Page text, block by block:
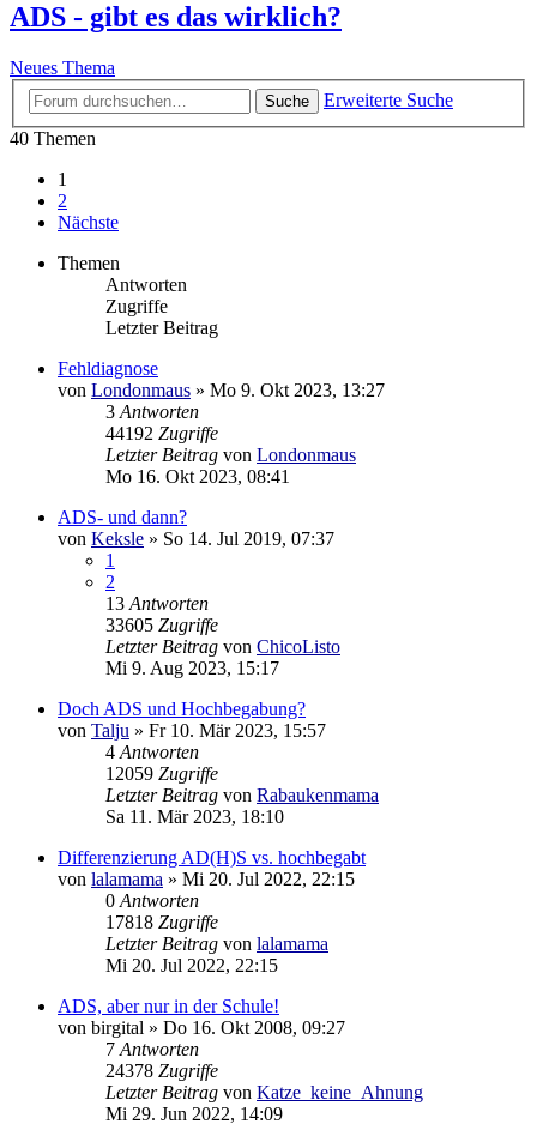
ADS - gibt es das wirklich?
Neues Thema
Suche
Erweiterte Suche
40 Themen
1
2
Nächste
Themen
Antworten
Zugriffe
Letzter Beitrag
Fehldiagnose
von Londonmaus » Mo 9. Okt 2023, 13:27
3 Antworten
44192 Zugriffe
Letzter Beitrag von Londonmaus
Mo 16. Okt 2023, 08:41
ADS- und dann?
von Keksle » So 14. Jul 2019, 07:37
1
2
13 Antworten
33605 Zugriffe
Letzter Beitrag von ChicoListo
Mi 9. Aug 2023, 15:17
Doch ADS und Hochbegabung?
von Talju » Fr 10. Mär 2023, 15:57
4 Antworten
12059 Zugriffe
Letzter Beitrag von Rabaukenmama
Sa 11. Mär 2023, 18:10
Differenzierung AD(H)S vs. hochbegabt
von lalamama » Mi 20. Jul 2022, 22:15
0 Antworten
17818 Zugriffe
Letzter Beitrag von lalamama
Mi 20. Jul 2022, 22:15
ADS, aber nur in der Schule!
von birgital » Do 16. Okt 2008, 09:27
7 Antworten
24378 Zugriffe
Letzter Beitrag von Katze_keine_Ahnung
Mi 29. Jun 2022, 14:09